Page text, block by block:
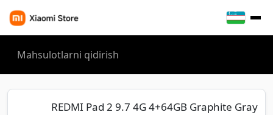
REDMI Pad 2 9.7 4G 4+64GB Graphite Gray